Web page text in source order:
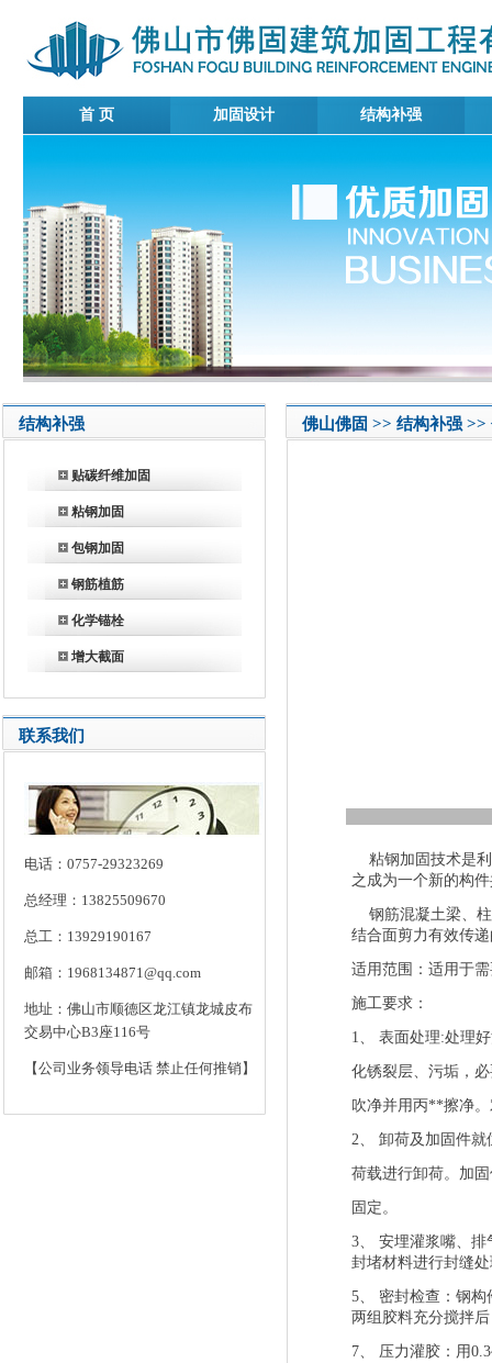
首 页 加固设计 结构补强
结构补强
贴碳纤维加固
粘钢加固
包钢加固
钢筋植筋
化学锚栓
增大截面
联系我们
电话：0757-29323269
总经理：13825509670
总工：13929190167
邮箱：1968134871@qq.com
地址：佛山市顺德区龙江镇龙城皮布
交易中心B3座116号
【公司业务领导电话 禁止任何推销】
佛山佛固 >> 结构补强 >>
粘钢加固技术是
之成为一个新的构
钢筋混凝土梁、柱
结合面剪力有效传
适用范围：适用于
施工要求：
1、 表面处理:处理
化锈裂层、污垢，
吹净并用丙**擦净
2、 卸荷及加固件就
荷载进行卸荷。加
固定。
3、
安埋灌浆嘴、排
封堵材料进行封缝
5、
密封检查：钢
两组胶料充分搅拌
7、 压力灌胶：用